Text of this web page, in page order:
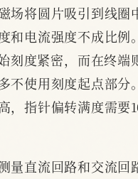
场将圆片吸引到线圈
和电流强度不成比例
度紧密，而在终端
不使用刻度起点部分
，指针偏转满度需要
量直流回路和交流回